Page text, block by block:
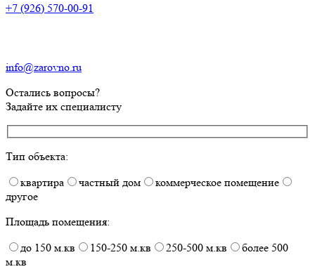
+7 (926) 570-00-91
info@zarovno.ru
Остались вопросы?
Задайте их специалисту
Тип объекта:
квартира
частный дом
коммерческое помещение
другое
Площадь помещения:
до 150 м.кв
150-250 м.кв 250-500 м.кв
более 500
м.кв